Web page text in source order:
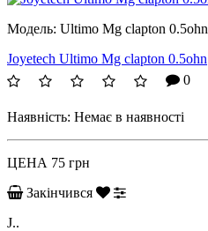
Модель: Ultimo Mg clapton 0.5ohn
Joyetech Ultimo Mg clapton 0.5ohn
0
Наявність: Немає в наявності
ЦЕНА 75 грн
Закінчився
J..